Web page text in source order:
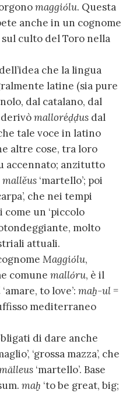
maggiόlu. Questa
anche in un cognome
culto del Toro nella
che la lingua
latine (sia pure
dal catalano, dal
derivòmalloréḍḍus dal
tale voce in latino
altre cose, tra loro
accennato; anzitutto
mallěus ‘martello’; poi
che nei tempi
un ‘piccolo
molto
attuali.
Maggiόlu,
comune mallόru, è il
‘amare, to love’: maḫ-ul=
mediterraneo
di dare anche
‘grossa mazza’, che
‘martello’. Base
maḫ ‘to be great, big;